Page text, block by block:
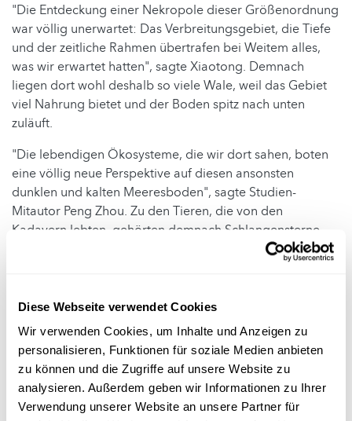
Diese Webseite verwendet Cookies
Wir verwenden Cookies, um Inhalte und Anzeigen zu
personalisieren, Funktionen für soziale Medien anbieten
zu können und die Zugriffe auf unsere Website zu
analysieren. Außerdem geben wir Informationen zu Ihrer
Verwendung unserer Website an unsere Partner für
"Die Entdeckung einer Nekropole dieser Größenordnung
war völlig unerwartet: Das Verbreitungsgebiet, die Tiefe
und der zeitliche Rahmen übertrafen bei Weitem alles,
was wir erwartet hatten", sagte Xiaotong. Demnach
liegen dort wohl deshalb so viele Wale, weil das Gebiet
viel Nahrung bietet und der Boden spitz nach unten
zuläuft.
"Die lebendigen Ökosysteme, die wir dort sahen, boten
eine völlig neue Perspektive auf diesen ansonsten
dunklen und kalten Meeresboden", sagte Studien-
Mitautor Peng Zhou. Zu den Tieren, die von den
Kadavern lebten, gehörten demnach Schlangensterne,
Hawaii bezeichnete die Entdeckung gegenüber AFP als
fossiler Wal-Kadaver – darunter eine neue Schnabelwalart
– ist wirklich erstaunlich und von großer Bedeutung für
das Verständnis der Evolution und Verbreitung von
Walen", erklärte er.